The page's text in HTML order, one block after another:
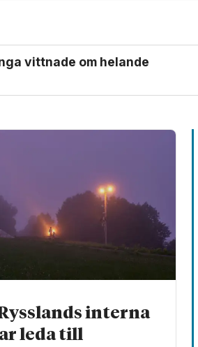
vittnade om helande
interna
leda till